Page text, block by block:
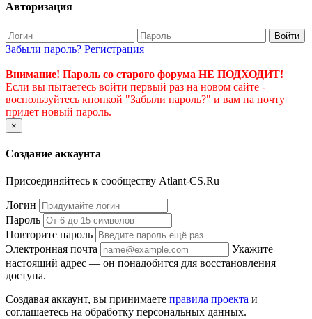
Авторизация
Войти
Забыли пароль? Регистрация
Внимание! Пароль со старого форума НЕ ПОДХОДИТ!
Если вы пытаетесь войти первый раз на новом сайте -
воспользуйтесь кнопкой "Забыли пароль?" и вам на почту
придет новый пароль.
×
Создание аккаунта
Присоединяйтесь к сообществу Atlant-CS.Ru
Логин
Пароль
Повторите пароль
Электронная почта
Укажите
настоящий адрес — он понадобится для восстановления
доступа.
Создавая аккаунт, вы принимаете правила проекта и
соглашаетесь на обработку персональных данных.